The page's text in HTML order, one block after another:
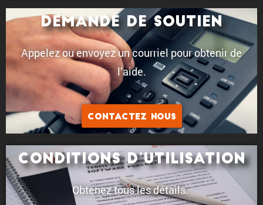
Demande de soutien
Appelez ou envoyez un courriel pour obtenir de
l’aide.
Contactez nous
Conditions d’uti­li­sa­tion
Obtenez tous les détails.